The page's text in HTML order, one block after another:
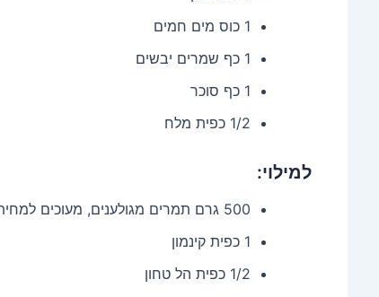
1 כוס מים חמים
1 כף שמרים יבשים
1 כף סוכר
1/2 כפית מלח
למילוי:
500 גרם תמרים מגולענים, מעוכים למחית
1 כפית קינמון
1/2 כפית הל טחון